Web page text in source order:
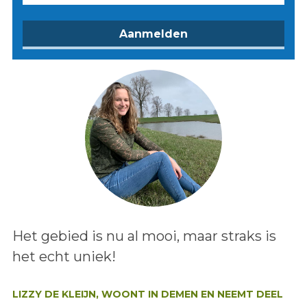
Lees het bericht:
Het gebied is nu al mooi, maar straks is
het echt uniek!
LIZZY DE KLEIJN, WOONT IN DEMEN EN NEEMT DEEL